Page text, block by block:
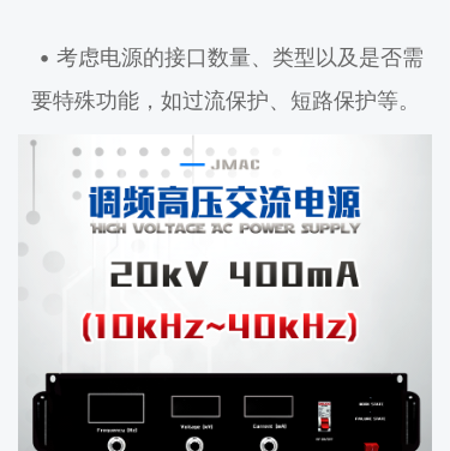
• 考虑电源的接口数量、类型以及是否需
要特殊功能，如过流保护、短路保护等。